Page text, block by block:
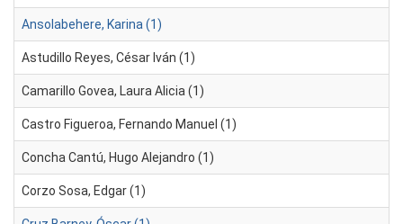
Ansolabehere, Karina (1)
Astudillo Reyes, César Iván (1)
Camarillo Govea, Laura Alicia (1)
Castro Figueroa, Fernando Manuel (1)
Concha Cantú, Hugo Alejandro (1)
Corzo Sosa, Edgar (1)